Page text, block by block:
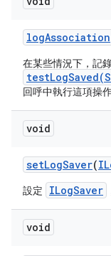
logAssociation
在某些情況下，記
回呼中執行這項操作
void
setLogSaver(
設定 ILogSaver
void